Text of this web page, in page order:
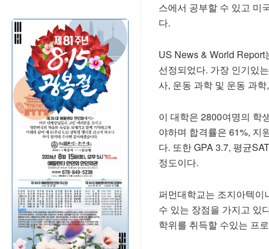
스에서 공부할 수 있고 미
다.
US News & World
선정되었다. 가장 인기있
사, 운동 과학 및 운동 과
이 대학은 2800여명의 학
야하며 합격률은 61%, 지
다. 또한 GPA 3.7, 평균
정도이다.
퍼먼대학교는 조지아텍
수 있는 장점을 가지고 있
학위를 취득할 수있는 프